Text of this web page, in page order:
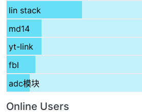
lin stack
md14
yt-link
fbl
adc模块
Online Users